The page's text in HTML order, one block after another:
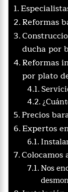
Reformas
ducha por
Reformas
por plato
Precios
Expertos
Colocamos
Nos